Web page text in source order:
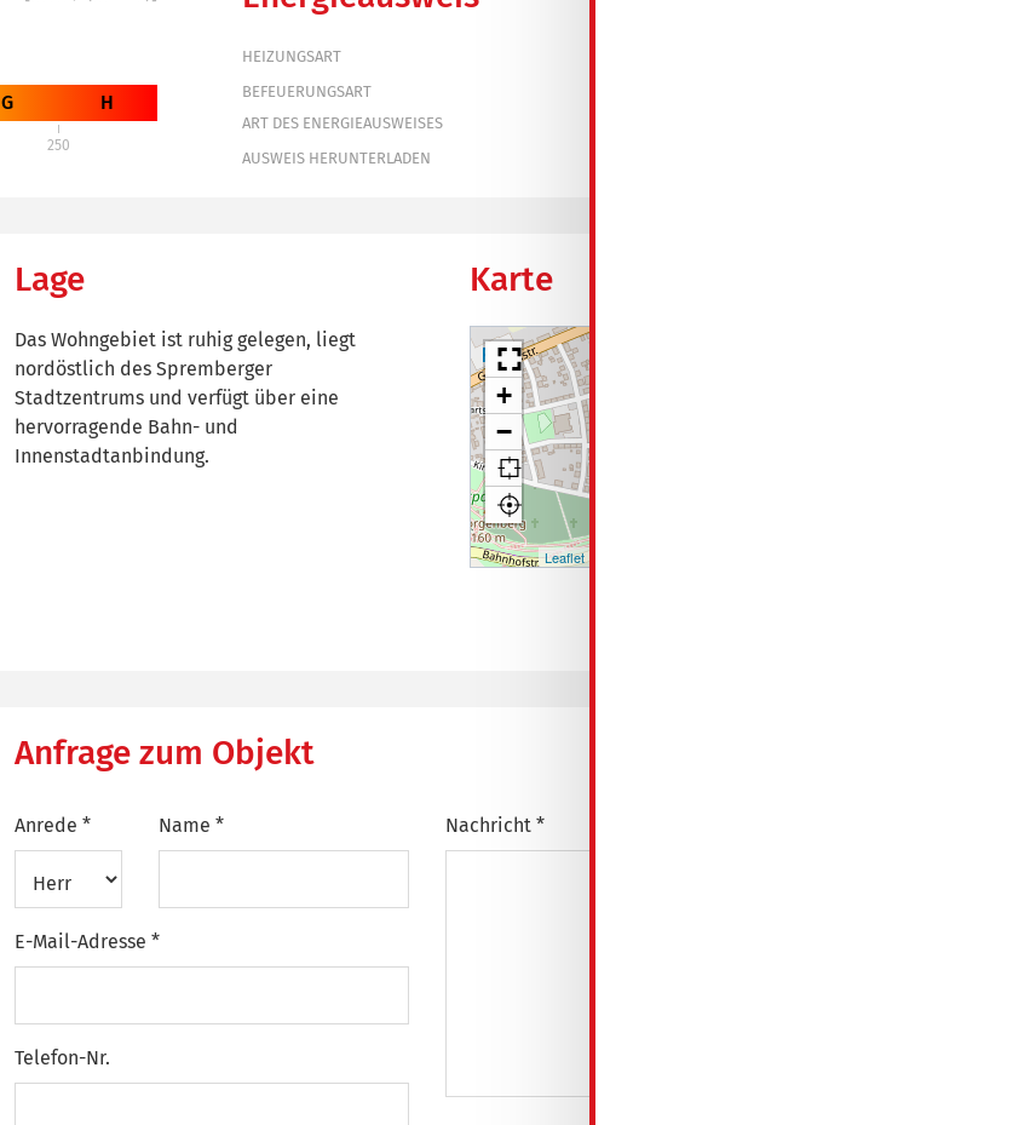
250
G H
HEIZUNGSART
BEFEUERUNGSART
ART DES ENERGIEAUSWEISES
AUSWEIS HERUNTERLADEN
Lage
Das Wohngebiet ist ruhig gelegen, liegt
nordöstlich des Spremberger
Stadtzentrums und verfügt über eine
hervorragende Bahn- und
Innenstadtanbindung.
Karte
+
−
Leaflet| Map data ©
Anfrage zum Objekt
Anrede * Name *
E-Mail-Adresse *
Telefon-Nr.
Nachricht *